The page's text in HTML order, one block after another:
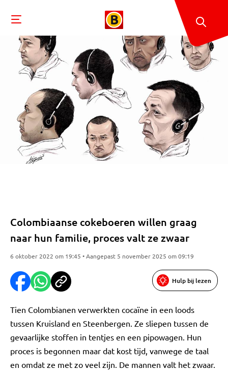
Colombiaanse cokeboeren willen graag
naar hun familie, proces valt ze zwaar
6 oktober 2022 om 19:45 • Aangepast 5 november 2025 om 09:19
Hulp bij lezen
Tien Colombianen verwerkten cocaïne in een loods
tussen Kruisland en Steenbergen. Ze sliepen tussen de
gevaarlijke stoffen in tentjes en een pipowagen. Hun
proces is begonnen maar dat kost tijd, vanwege de taal
en omdat ze met zo veel zijn. De mannen valt het zwaar.